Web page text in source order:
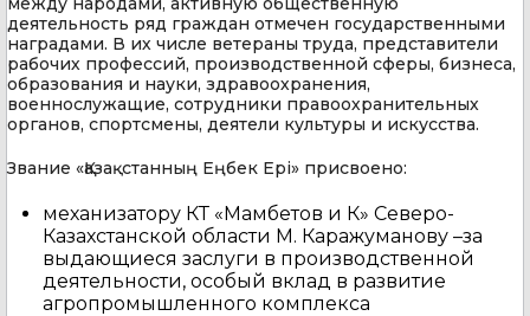
деятельность ряд граждан отмечен государственными
наградами. В их числе ветераны труда, представители
рабочих профессий, производственной сферы, бизнеса,
образования и науки, здравоохранения,
военнослужащие, сотрудники правоохранительных
органов, спортсмены, деятели культуры и искусства.
Звание «Қазақстанның Еңбек Ері» присвоено:
механизатору КТ «Мамбетов и К» Северо-
Казахстанской области М. Каражуманову –за
выдающиеся заслуги в производственной
деятельности, особый вклад в развитие
агропромышленного комплекса